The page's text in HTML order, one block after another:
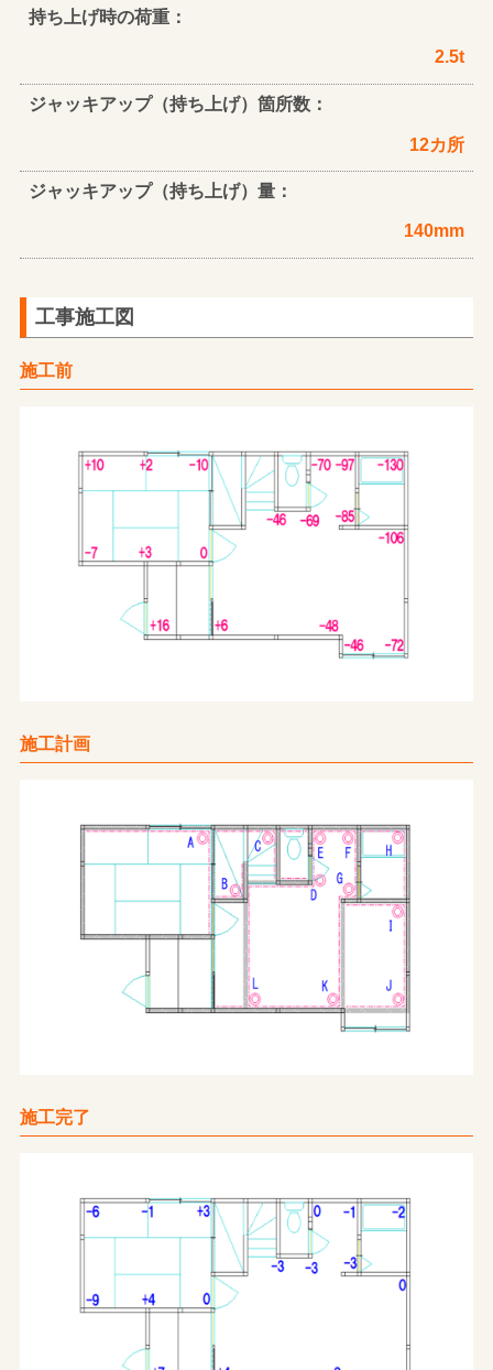
持ち上げ時の荷重：
2.5t
ジャッキアップ（持ち上げ）箇所数：
12カ所
ジャッキアップ（持ち上げ）量：
140mm
工事施工図
施工前
施工計画
施工完了